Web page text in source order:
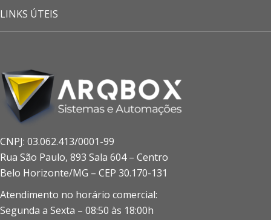
LINKS ÚTEIS
CNPJ: 03.062.413/0001-99
Rua São Paulo, 893 Sala 604 – Centro
Belo Horizonte/MG – CEP 30.170-131
Atendimento no horário comercial:
Segunda a Sexta – 08:50 às 18:00h